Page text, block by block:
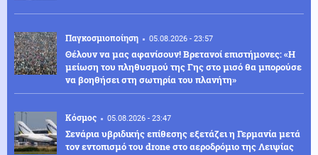
Παγκοσμιοποίηση 05.08.2026 - 23:57
Θέλουν να μας αφανίσουν! Βρετανοί επιστήμονες: «Η
μείωση του πληθυσμού της Γης στο μισό θα μπορούσε
να βοηθήσει στη σωτηρία του πλανήτη»
Κόσμος 05.08.2026 - 23:47
Σενάρια υβριδικής επίθεσης εξετάζει η Γερμανία μετά
τον εντοπισμό του drone στο αεροδρόμιο της Λειψίας